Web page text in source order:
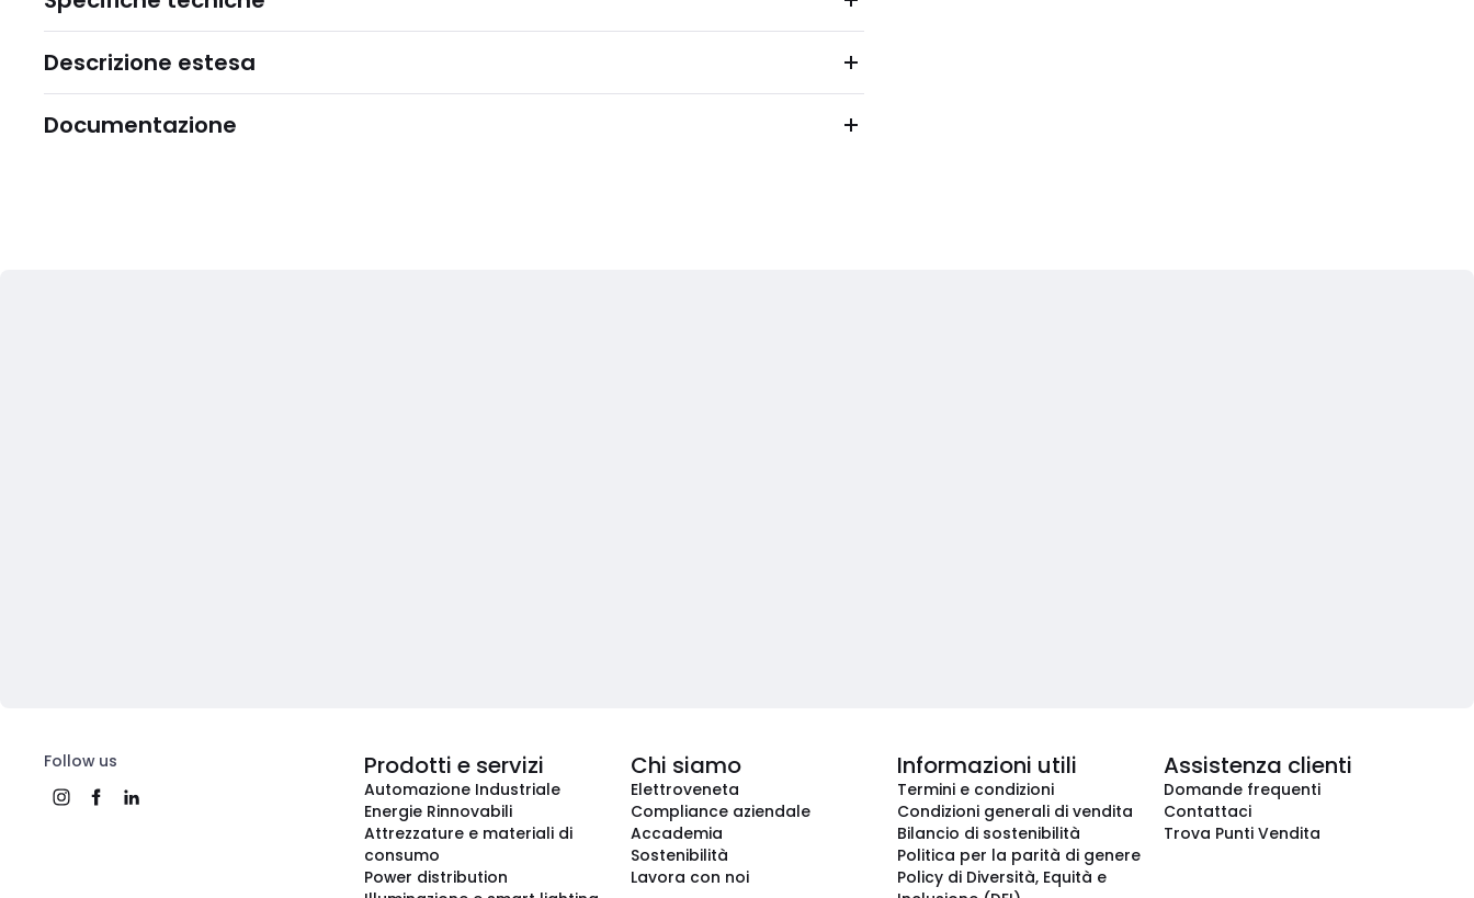
Descrizione estesa
Documentazione
Follow us Prodotti e servizi
Automazione Industriale
Energie Rinnovabili
Attrezzature e materiali di
consumo
Power distribution
Chi siamo
Elettroveneta
Compliance aziendale
Accademia
Sostenibilità
Lavora con noi
Informazioni utili
Termini e condizioni
Condizioni generali di vendita
Bilancio di sostenibilità
Politica per la parità di genere
Policy di Diversità, Equità e
Assistenza clienti
Domande frequenti
Contattaci
Trova Punti Vendita